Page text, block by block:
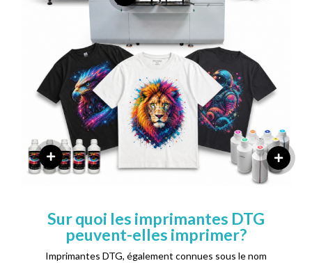
Sur quoi les imprimantes DTG
peuvent-elles imprimer?
Imprimantes DTG, également connues sous le nom